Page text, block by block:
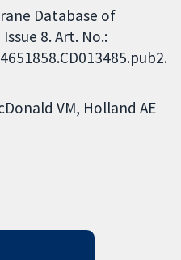
Database of
8. Art. No.:
VM Holland AE